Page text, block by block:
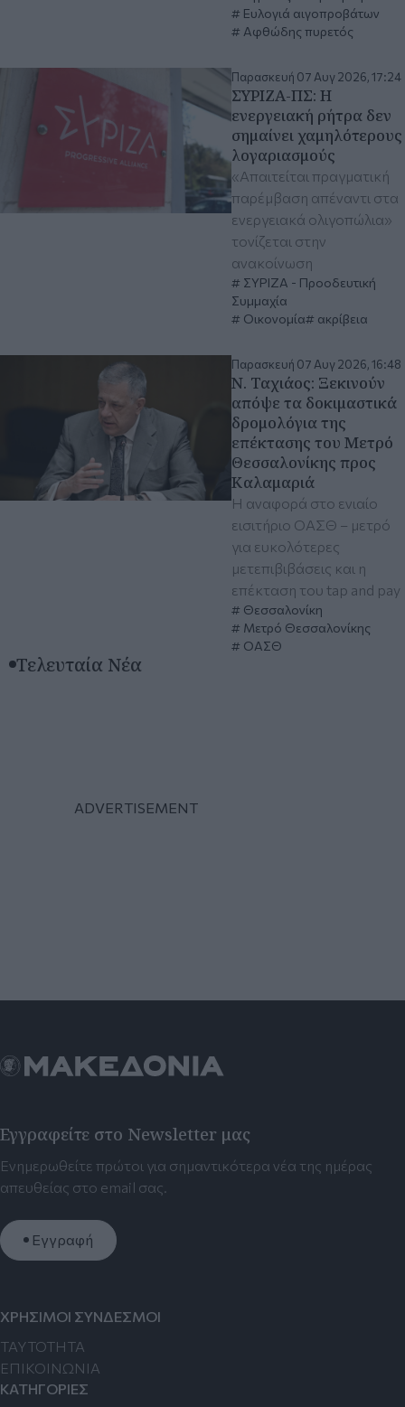
Ευλογιά αιγοπροβάτων
Αφθώδης πυρετός
Παρασκευή 07 Αυγ 2026, 17:24
ΣΥΡΙΖΑ-ΠΣ: Η
ενεργειακή ρήτρα δεν
σημαίνει χαμηλότερους
λογαριασμούς
«Απαιτείται πραγματική
παρέμβαση απέναντι στα
ενεργειακά ολιγοπώλια»
τονίζεται στην
ανακοίνωση
ΣΥΡΙΖΑ - Προοδευτική
Συμμαχία
Οικονομία
ακρίβεια
Παρασκευή 07 Αυγ 2026, 16:48
Ν. Ταχιάος: Ξεκινούν
απόψε τα δοκιμαστικά
δρομολόγια της
επέκτασης του Μετρό
Θεσσαλονίκης προς
Καλαμαριά
Η αναφορά στο ενιαίο
εισιτήριο ΟΑΣΘ – μετρό
για ευκολότερες
μετεπιβιβάσεις και η
επέκταση του tap and pay
Θεσσαλονίκη
Μετρό Θεσσαλονίκης
ΟΑΣΘ
Τελευταία Νέα
Εγγραφείτε στο Newsletter μας
Ενημερωθείτε πρώτοι για σημαντικότερα νέα της ημέρας
απευθείας στο email σας.
Εγγραφή
ΧΡΗΣΙΜΟΙ ΣΥΝΔΕΣΜΟΙ
TAYTOTHTA
ΕΠΙΚΟΙΝΩΝΙΑ
ΚΑΤΗΓΟΡΙΕΣ